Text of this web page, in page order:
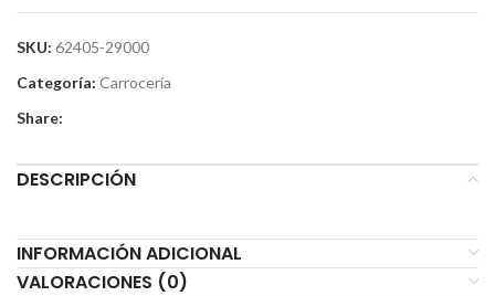
SKU: 62405-29000
Categoría: Carrocería
Share:
DESCRIPCIÓN
INFORMACIÓN ADICIONAL
VALORACIONES (0)